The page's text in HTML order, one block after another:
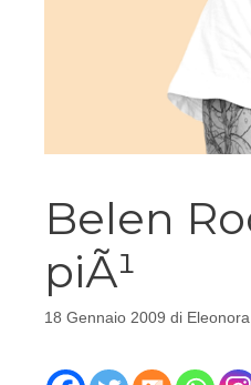
Belen
piÃ¹
18 Gennaio 2009 di